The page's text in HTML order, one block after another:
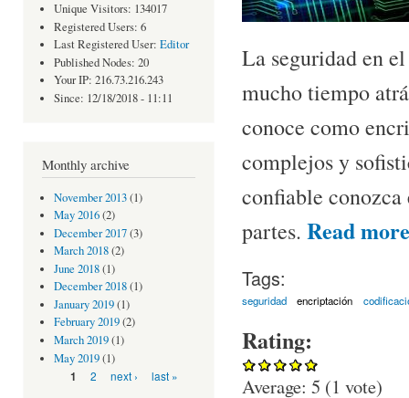
Unique Visitors: 134017
Registered Users: 6
Last Registered User: Editor
Published Nodes: 20
Your IP: 216.73.216.243
Since: 12/18/2018 - 11:11
Monthly archive
November 2013(1)
May 2016(2)
December 2017(3)
March 2018(2)
June 2018(1)
December 2018(1)
January 2019(1)
February 2019(2)
March 2019(1)
May 2019(1)
Pages1 2 next › last »
La seguridad en
mucho tiempo
conoce como
complejos y
confiable conozca
partes. Read more
Tags:
seguridad encriptación
Rating:
Average: 5 (1 vote)